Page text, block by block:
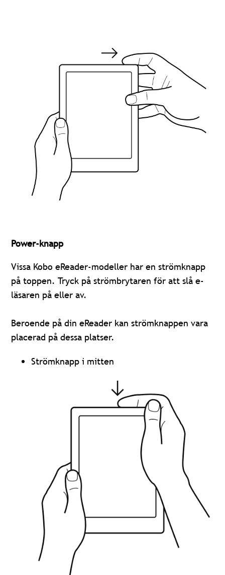
Power-knapp
Vissa Kobo eReader-modeller har en strömknapp
på toppen. Tryck på strömbrytaren för att slå e-
läsaren på eller av.
Beroende på din eReader kan strömknappen vara
placerad på dessa platser.
Strömknapp i mitten